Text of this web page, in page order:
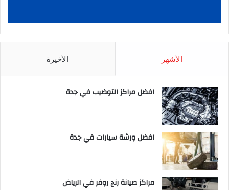
الأشهر الأخيرة
افضل مراكز التوضيب في جدة
افضل ورشة سيارات في جدة
مراكز صيانة رنج روفر في الرياض